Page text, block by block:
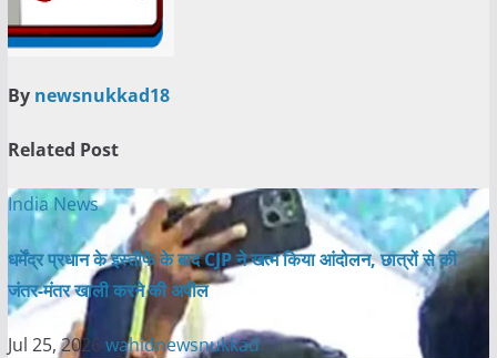
By newsnukkad18
Related Post
India News
धर्मेंद्र प्रधान के इस्तीफे के बाद CJP ने खत्म किया आंदोलन, छात्रों से की
जंतर-मंतर खाली करने की अपील
Jul 25, 2026 wahidnewsnukkad